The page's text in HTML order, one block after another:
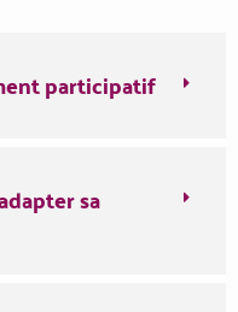
participatif
sa